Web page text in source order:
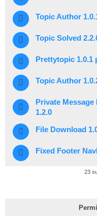
Topic Author
Topic Solved
Prettytopic 1.0.1
Topic Author
Private
1.2.0
File Download
Fixed Footer
23